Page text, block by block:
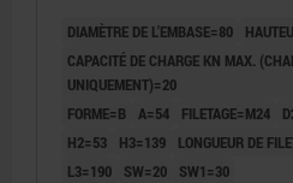
DIAMÈTRE DE L'EMBASE=80
CAPACITÉ DE CHARGE KN MAX.
UNIQUEMENT)=20
FORME=B A=54 FILETAGE=M24
H2=53
H3=139 LONGUEUR DE
L3=190
SW=20 SW1=30